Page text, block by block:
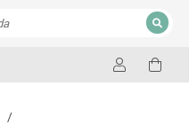
CERRAR
/